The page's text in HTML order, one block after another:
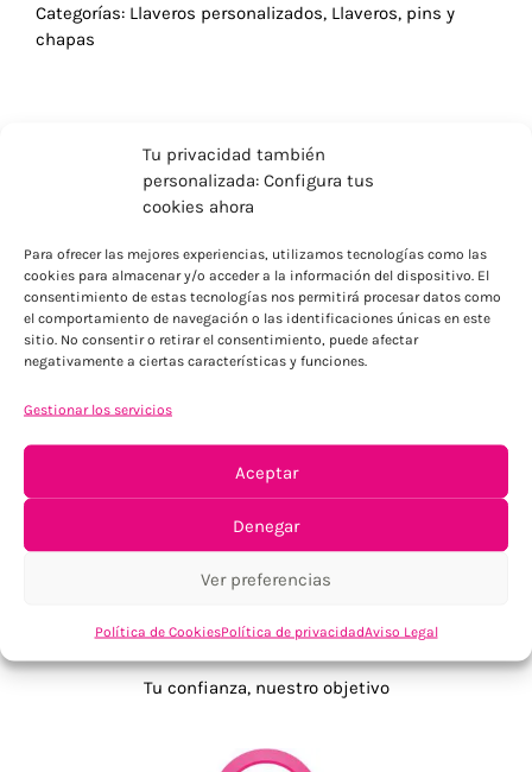
Tu privacidad también
personalizada: Configura tus
cookies ahora
Para ofrecer las mejores experiencias, utilizamos tecnologías como las
cookies para almacenar y/o acceder a la información del dispositivo. El
consentimiento de estas tecnologías nos permitirá procesar datos como
el comportamiento de navegación o las identificaciones únicas en este
sitio. No consentir o retirar el consentimiento, puede afectar
negativamente a ciertas características y funciones.
Gestionar los servicios
Aceptar
Denegar
Ver preferencias
Política de CookiesPolítica de privacidadAviso Legal
Categorías: Llaveros personalizados, Llaveros, pins y
chapas
Tu confianza, nuestro objetivo